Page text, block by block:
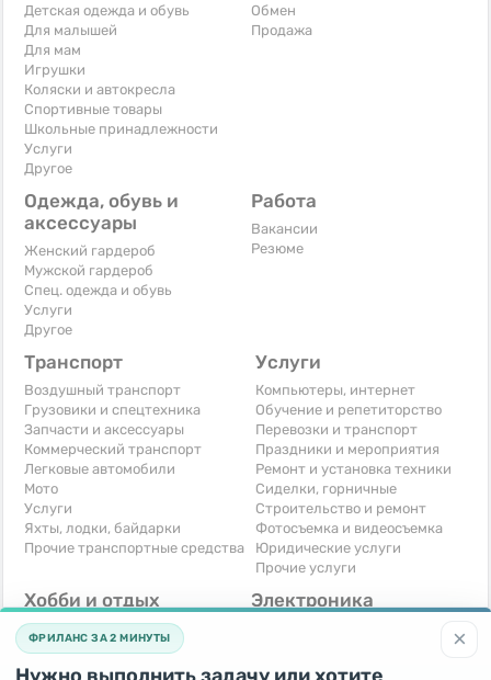
Детская одежда и обувь
Для малышей
Для мам
Игрушки
Коляски и автокресла
Спортивные товары
Школьные принадлежности
Услуги
Другое
Обмен
Продажа
Одежда, обувь и
аксессуары
Женский гардероб
Мужской гардероб
Спец. одежда и обувь
Услуги
Другое
Работа
Вакансии
Резюме
Транспорт
Воздушный транспорт
Грузовики и спецтехника
Запчасти и аксессуары
Коммерческий транспорт
Легковые автомобили
Мото
Услуги
Яхты, лодки, байдарки
Прочие транспортные средства
Услуги
Компьютеры, интернет
Обучение и репетиторство
Перевозки и транспорт
Праздники и мероприятия
Ремонт и установка техники
Сиделки, горничные
Строительство и ремонт
Фотосъемка и видеосъемка
Юридические услуги
Прочие услуги
Хобби и отдых
Книги и журналы
Музыкальные инструменты
Охота и рыбалка
Электроника
×
ФРИЛАНС ЗА 2 МИНУТЫ